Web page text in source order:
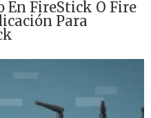
En FireStick O Fire
Para